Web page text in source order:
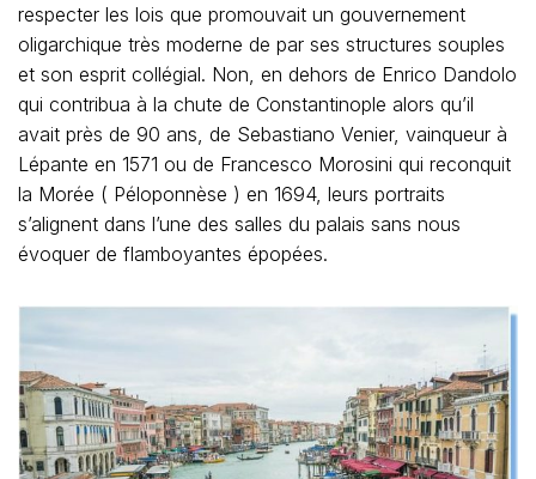
respecter les lois que promouvait un gouvernement
oligarchique très moderne de par ses structures souples
et son esprit collégial. Non, en dehors de Enrico Dandolo
qui contribua à la chute de Constantinople alors qu’il
avait près de 90 ans, de Sebastiano Venier, vainqueur à
Lépante en 1571 ou de Francesco Morosini qui reconquit
la Morée ( Péloponnèse ) en 1694, leurs portraits
s’alignent dans l’une des salles du palais sans nous
évoquer de flamboyantes épopées.